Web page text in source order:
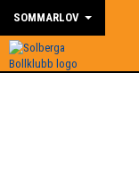
SOMMARLOV